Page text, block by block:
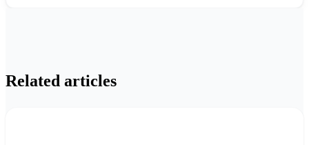
Related articles